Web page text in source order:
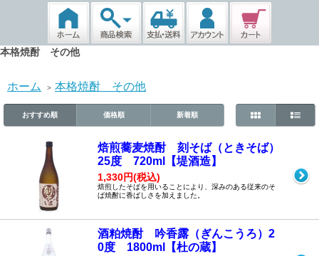
本格焼酎 その他
ホーム > 本格焼酎 その他
おすすめ順 価格順 新着順
焙煎蕎麦焼酎 刻そば（ときそば）
25度 720ml【堤酒造】
1,330円(税込)
焙煎したそばを用いることにより、深みのある従来のそ
ば焼酎に香ばしさを加えました。
酒粕焼酎 吟香露（ぎんこうろ）2
0度 1800ml【杜の蔵】